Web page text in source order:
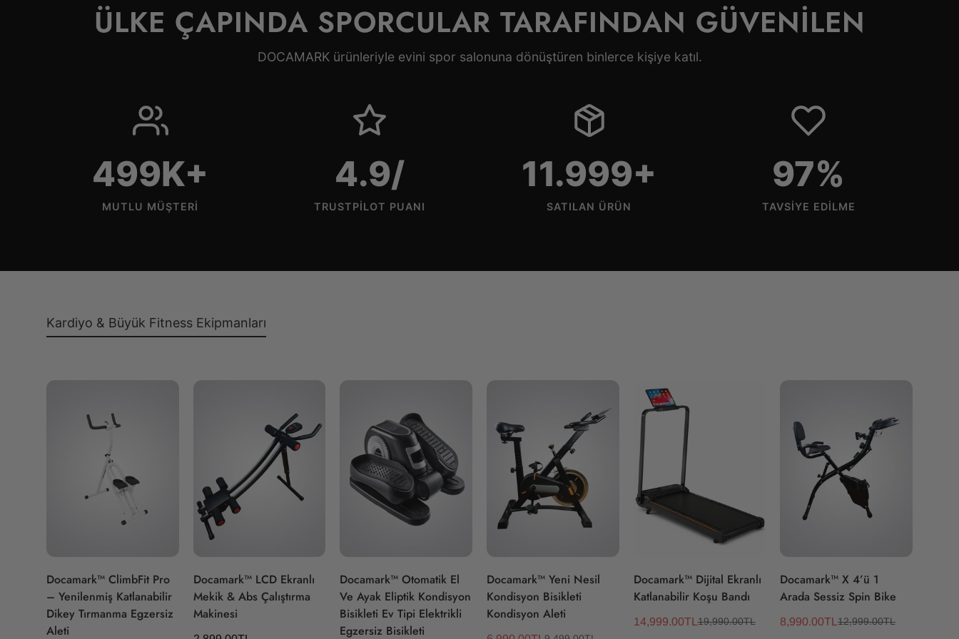
ÜLKE ÇAPINDA SPORCULAR TARAFINDAN GÜVENİLEN
DOCAMARK ürünleriyle evini spor salonuna dönüştüren binlerce kişiye katıl.
500K+
MUTLU MÜŞTERI
4.9/5
TRUSTPILOT PUANI
12000+
SATILAN ÜRÜN
98%
TAVSIYE EDILME
Kardiyo & Büyük Fitness Ekipmanları
Hızlı Ekle
Docamark™ ClimbFit Pro
– Yenilenmiş Katlanabilir
Dikey Tırmanma Egzersiz
Aleti
Hızlı Ekle
Docamark™ LCD Ekranlı
Mekik & Abs Çalıştırma
Makinesi
Hızlı Ekle
Docamark™ Otomatik El
Ve Ayak Eliptik Kondisyon
Bisikleti Ev Tipi Elektrikli
Egzersiz Bisikleti
Hızlı Ekle
Docamark™ Yeni Nesil
Kondisyon Bisikleti
Kondisyon Aleti
Hızlı Ekle
Docamark™ Dijital Ekranlı
Katlanabilir Koşu Bandı
Satış
14,999.00TL
Normal
19,990.00TL
Hızlı Ekle
Docamark™ X 4’ü 1
Arada Sessiz Spin Bike
Satış
8,990.00TL
Normal
12,999.00TL